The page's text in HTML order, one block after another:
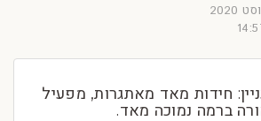
חידות מאד מאתגרות, מפעיל
ברמה נמוכה מאד.